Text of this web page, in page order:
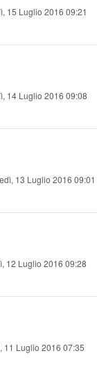
15 Luglio 2016 09:21
14 Luglio 2016 09:08
13 Luglio 2016 09:01
12 Luglio 2016 09:28
11 Luglio 2016 07:35